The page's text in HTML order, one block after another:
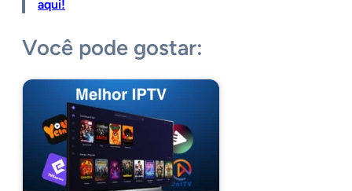
aqui!
Você pode gostar: